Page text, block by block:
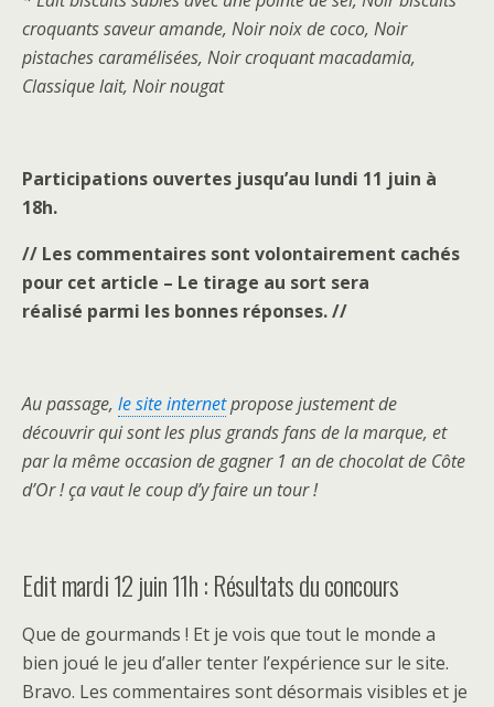
croquants saveur amande, Noir noix de coco, Noir
pistaches caramélisées, Noir croquant macadamia,
Classique lait, Noir nougat
Participations ouvertes jusqu’au lundi 11 juin à
18h.
// Les commentaires sont volontairement cachés
pour cet article – Le tirage au sort sera
réalisé parmi les bonnes réponses. //
Au passage, le site internetpropose justement de
découvrir qui sont les plus grands fans de la marque, et
par la même occasion de gagner 1 an de chocolat de Côte
d’Or ! ça vaut le coup d’y faire un tour !
Edit mardi 12 juin 11h : Résultats du concours
Que de gourmands ! Et je vois que tout le monde a
bien joué le jeu d’aller tenter l’expérience sur le site.
Bravo. Les commentaires sont désormais visibles et je